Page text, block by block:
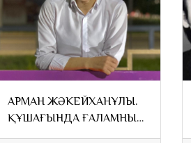
АРМАН ЖӘКЕЙХАНҰЛЫ.
ҚҰШАҒЫНДА ҒАЛАМНЫҢ